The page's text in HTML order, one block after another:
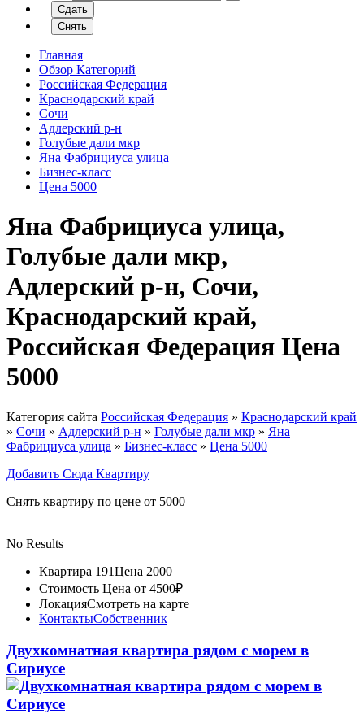
Сдать
Снять
Главная
Обзор Категорий
Российская Федерация
Краснодарский край
Сочи
Адлерский р-н
Голубые дали мкр
Яна Фабрициуса улица
Бизнес-класс
Цена 5000
Яна Фабрициуса улица,
Голубые дали мкр,
Адлерский р-н, Сочи,
Краснодарский край,
Российская Федерация Цена
5000
Категория сайта Российская Федерация » Краснодарский край
» Сочи » Адлерский р-н » Голубые дали мкр » Яна
Фабрициуса улица » Бизнес-класс » Цена 5000
Добавить Сюда Квартиру
Снять квартиру по цене от 5000
No Results
Квартира 191Цена 2000
Стоимость Цена от 4500₽
ЛокацияСмотреть на карте
КонтактыСобственник
Двухкомнатная квартира рядом с морем в
Сириусе